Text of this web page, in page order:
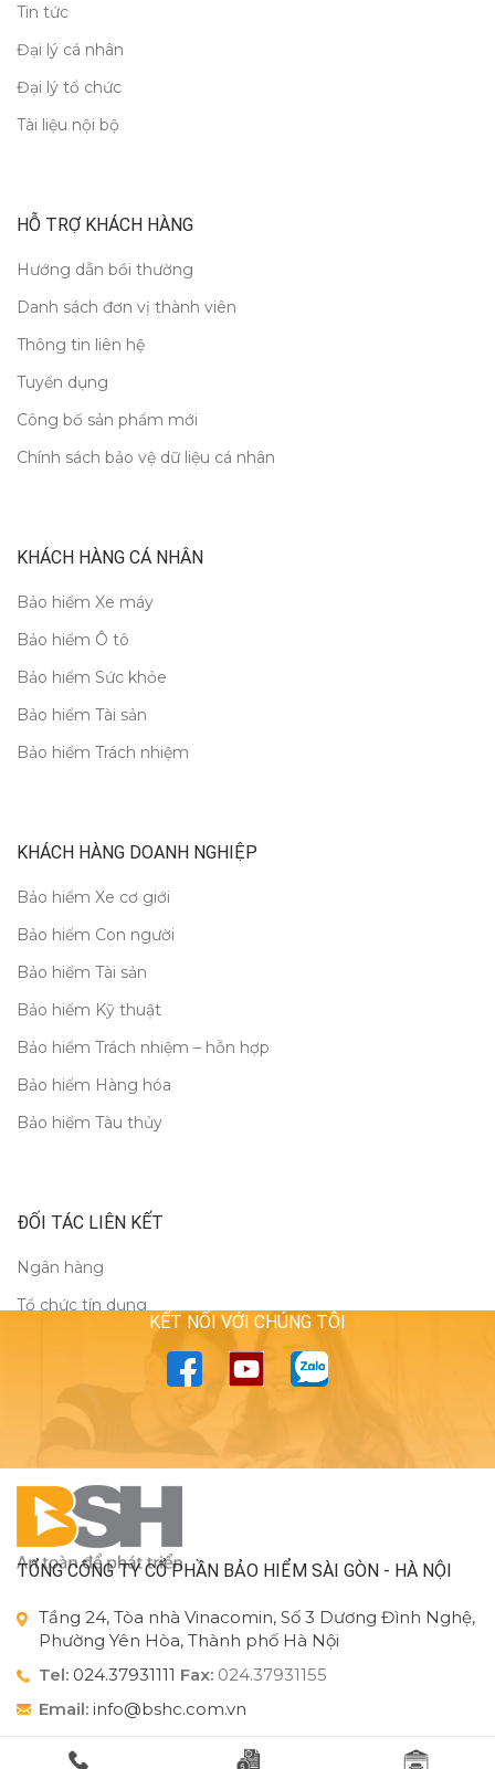
Tin tức
Đại lý cá nhân
Đại lý tổ chức
Tài liệu nội bộ
HỖ TRỢ KHÁCH HÀNG
Hướng dẫn bồi thường
Danh sách đơn vị thành viên
Thông tin liên hệ
Tuyển dụng
Công bố sản phẩm mới
Chính sách bảo vệ dữ liệu cá nhân
KHÁCH HÀNG CÁ NHÂN
Bảo hiểm Xe máy
Bảo hiểm Ô tô
Bảo hiểm Sức khỏe
Bảo hiểm Tài sản
Bảo hiểm Trách nhiệm
KHÁCH HÀNG DOANH NGHIỆP
Bảo hiểm Xe cơ giới
Bảo hiểm Con người
Bảo hiểm Tài sản
Bảo hiểm Kỹ thuật
Bảo hiểm Trách nhiệm – hỗn hợp
Bảo hiểm Hàng hóa
Bảo hiểm Tàu thủy
ĐỐI TÁC LIÊN KẾT
Ngân hàng
Tổ chức tín dụng
TỔNG CÔNG TY CỔ PHẦN BẢO HIỂM SÀI GÒN - HÀ NỘI
Tầng 24, Tòa nhà Vinacomin, Số 3 Dương Đình Nghệ,
Phường Yên Hòa, Thành phố Hà Nội
Tel: 024.37931111 Fax: 024.37931155
Email: info@bshc.com.vn
KẾT NỐI VỚI CHÚNG TÔI